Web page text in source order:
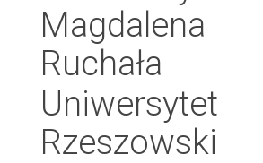
Magdalena
Ruchała
Uniwersytet
Rzeszowski